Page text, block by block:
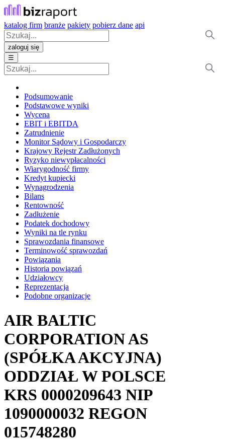
katalog firm branże pakiety pobierz dane api
zaloguj się
☰
Podsumowanie
Podstawowe wyniki
Wycena
EBIT i EBITDA
Zatrudnienie
Monitor Sądowy i Gospodarczy
Krajowy Rejestr Zadłużonych
Ryzyko niewypłacalności
Wiarygodność firmy
Kredyt kupiecki
Wynagrodzenia
Bilans
Rentowność
Zadłużenie
Podatek dochodowy
Wyniki na tle rynku
Sprawozdania finansowe
Terminowość sprawozdań
Powiązania
Historia powiązań
Udziałowcy
Reprezentacja
Podobne organizacje
AIR BALTIC
CORPORATION AS
(SPÓŁKA AKCYJNA)
ODDZIAŁ W POLSCE
KRS 0000209643 NIP
1090000032 REGON
015748280